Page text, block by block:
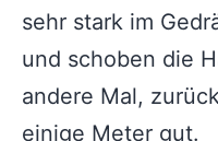
sehr stark im
und schoben die
andere Mal,
einige Meter gut.